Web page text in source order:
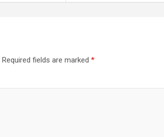
Required fields are marked *